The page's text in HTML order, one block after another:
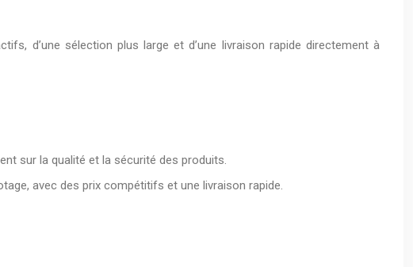
d’une sélection plus large et d’une livraison rapide directement à
sur la qualité et la sécurité des produits.
avec des prix compétitifs et une livraison rapide.